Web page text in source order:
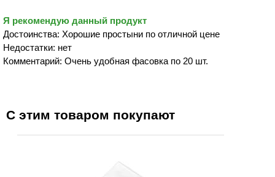
Я рекомендую данный продукт
Достоинства: Хорошие простыни по отличной цене
Недостатки: нет
Комментарий: Очень удобная фасовка по 20 шт.
С этим товаром покупают